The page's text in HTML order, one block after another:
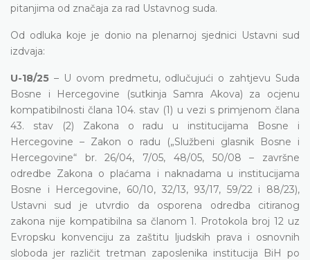
pitanjima od značaja za rad Ustavnog suda.
Od odluka koje je donio na plenarnoj sjednici Ustavni sud
izdvaja:
U-18/25 – U ovom predmetu, odlučujući o zahtjevu Suda
Bosne i Hercegovine (sutkinja Samra Akova) za ocjenu
kompatibilnosti člana 104. stav (1) u vezi s primjenom člana
43. stav (2) Zakona o radu u institucijama Bosne i
Hercegovine – Zakon o radu („Službeni glasnik Bosne i
Hercegovine“ br. 26/04, 7/05, 48/05, 50/08 – završne
odredbe Zakona o plaćama i naknadama u institucijama
Bosne i Hercegovine, 60/10, 32/13, 93/17, 59/22 i 88/23),
Ustavni sud je utvrdio da osporena odredba citiranog
zakona nije kompatibilna sa članom 1. Protokola broj 12 uz
Evropsku konvenciju za zaštitu ljudskih prava i osnovnih
sloboda jer različit tretman zaposlenika institucija BiH po